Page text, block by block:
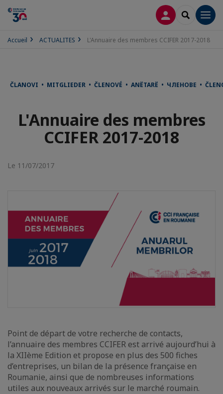
CONNEXION
Accueil ACTUALITES L'Annuaire des membres CCIFER 2017-2018
ČLANOVI • MITGLIEDER • ČLENOVÉ • ANËTARË • ЧЛЕНОВЕ •
L'Annuaire des membres
CCIFER 2017-2018
Le 11/07/2017
Point de départ de votre recherche de contacts,
l’annuaire des membres CCIFER est arrivé aujourd’hui à
la XIIème Edition et propose en plus des 500 fiches
d’entreprises, un bilan de la présence française en
Roumanie, ainsi que de nombreuses informations
utiles aux nouveaux arrivés sur le marché roumain.